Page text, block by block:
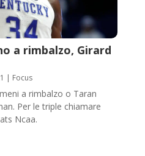
a rimbalzo, Girard
| Focus
a rimbalzo o Taran
Per le triple chiamare
Ncaa.